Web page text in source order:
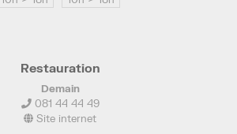
Restauration
Demain
081 44 44 49
Site internet